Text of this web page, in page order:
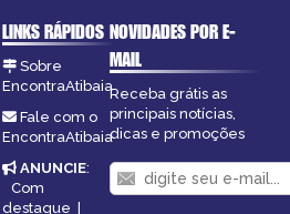
LINKS RÁPIDOS
Sobre
EncontraAtibaia
Fale com o
EncontraAtibaia
ANUNCIE:
Com
destaque |
NOVIDADES POR E-
MAIL
Receba grátis as
principais notícias,
dicas e promoções